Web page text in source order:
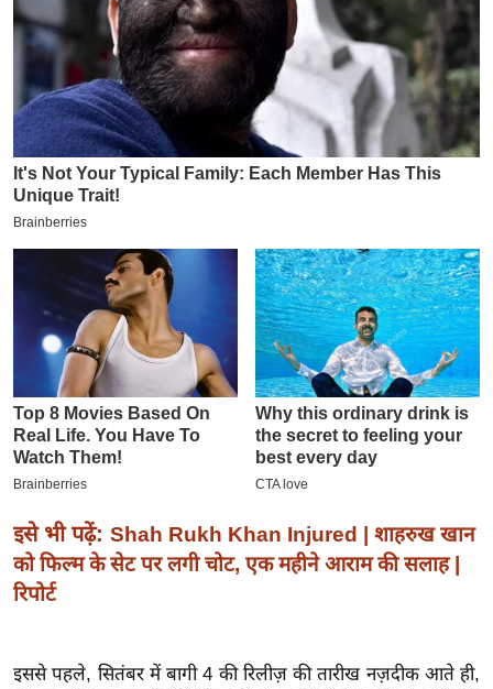
P
L
2
0
2
6
क्रा
इ
म
ई
पे
र
मि
सा
बे
मि
श
इसे भी पढ़ें: Shah Rukh Khan Injured | शाहरुख खान
को फिल्म के सेट पर लगी चोट, एक महीने आराम की सलाह |
रिपोर्ट
इससे पहले, सितंबर में बागी 4 की रिलीज़ की तारीख नज़दीक आते ही,